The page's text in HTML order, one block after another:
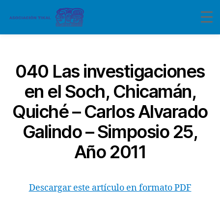
040 Las investigaciones
en el Soch, Chicamán,
Quiché – Carlos Alvarado
Galindo – Simposio 25,
Año 2011
Descargar este artículo en formato PDF